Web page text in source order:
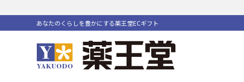
あなたのくらしを豊かにする薬王堂ECギフト